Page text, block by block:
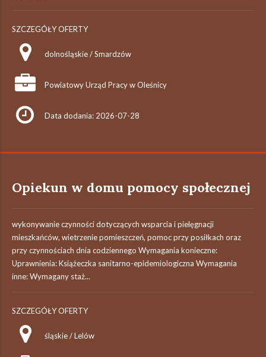
SZCZEGÓŁY OFERTY
dolnośląskie / Smardzów
Powiatowy Urząd Pracy w Oleśnicy
Data dodania: 2026-07-28
Opiekun w domu pomocy społecznej
wykonywanie czynności dotyczących wsparcia i pielęgnacji
mieszkańców, wietrzenie pomieszczeń, pomoc przy posiłkach oraz
przy czynnościach dnia codziennego Wymagania konieczne:
Uprawnienia: Książeczka sanitarno-epidemiologiczna Wymagania
inne: Wymagany staż...
SZCZEGÓŁY OFERTY
śląskie / Lelów